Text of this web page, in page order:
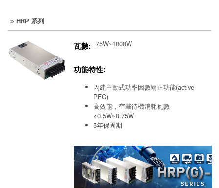
HRP 系列
瓦數: 75W~1000W
功能特性:
內建主動式功率因數矯正功能(active
PFC)
高效能，空載待機消耗瓦數
<0.5W~0.75W
5年保固期